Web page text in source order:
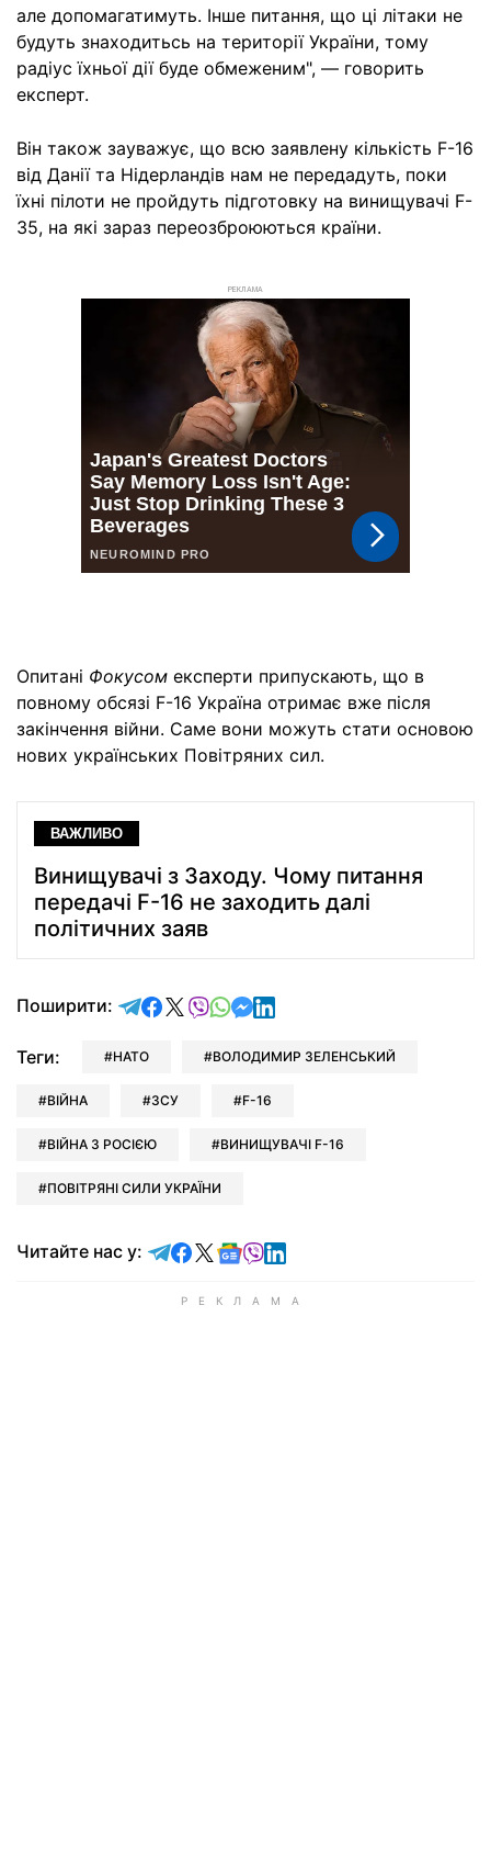
але допомагатимуть. Інше питання, що ці літаки не
будуть знаходитьсь на території України, тому
радіус їхньої дії буде обмеженим", — говорить
експерт.
Він також зауважує, що всю заявлену кількість F-16
від Данії та Нідерландів нам не передадуть, поки
їхні пілоти не пройдуть підготовку на винищувачі F-
35, на які зараз переозброюються країни.
РЕКЛАМА
Опитані Фокусом експерти припускають, що в
повному обсязі F-16 Україна отримає вже після
закінчення війни. Саме вони можуть стати основою
нових українських Повітряних сил.
ВАЖЛИВО
Винищувачі з Заходу. Чому питання
передачі F-16 не заходить далі
політичних заяв
Поширити: відправити у Telegram
поділитись у Facebook
поділитись у X
відправити у Viber
відправити у Whatsapp
відправити у Messenger
відправити у LinkedIn
Теги: НАТО ВОЛОДИМИР ЗЕЛЕНСЬКИЙ
ВІЙНА ЗСУ F-16
ВІЙНА З РОСІЄЮ ВИНИЩУВАЧІ F-16
ПОВІТРЯНІ СИЛИ УКРАЇНИ
Читайте нас у: Читайте у Telegram
Читайте у Facebook
Читайте у X
Читайте у Google news
Читайте у Viber
Читайте у LinkedIn